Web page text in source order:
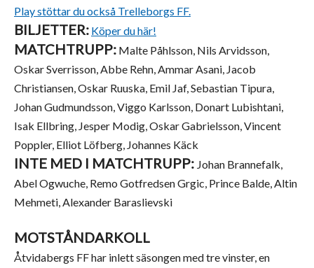
Play stöttar du också Trelleborgs FF.
BILJETTER: Köper du här!
MATCHTRUPP: Malte Påhlsson, Nils Arvidsson,
Oskar Sverrisson, Abbe Rehn, Ammar Asani, Jacob
Christiansen, Oskar Ruuska, Emil Jaf, Sebastian Tipura,
Johan Gudmundsson, Viggo Karlsson, Donart Lubishtani,
Isak Ellbring, Jesper Modig, Oskar Gabrielsson, Vincent
Poppler, Elliot Löfberg, Johannes Käck
INTE MED I MATCHTRUPP: Johan Brannefalk,
Abel Ogwuche, Remo Gotfredsen Grgic, Prince Balde, Altin
Mehmeti, Alexander Baraslievski
MOTSTÅNDARKOLL
Åtvidabergs FF har inlett säsongen med tre vinster, en